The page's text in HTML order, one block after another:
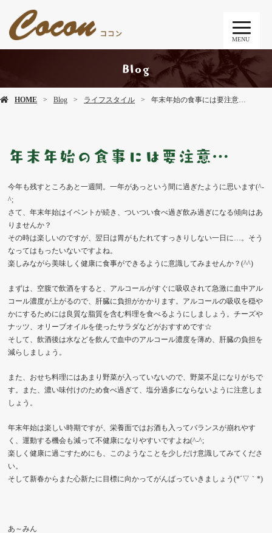
MENU
Blog
HOME Blog ライフスタイル 年末年始の食事には要注意…
年末年始の食事には要注意…
今年も残すところあと一週間。一年があっという間に過ぎたように思います(^-
^;
さて、年末年始はイベントが続き、ついつい食べ過ぎ飲み過ぎになる傾向はあ
りませんか？
その時は楽しいのですが、翌日は胃がもたれてすっきりしない一日に…。そう
なってはもったいないですよね。
楽しみながら美味しく健康に食事ができるように意識してみませんか？(^^)
まずは、空腹で飲酒をすると、アルコールがすぐに吸収されて急激に血中アル
コール濃度が上がるので、肝臓に負担がかかります。アルコールの吸収を穏や
かにするためには良質な脂質を含む料理を食べるようにしましょう。チーズや
ナッツ、オリーブオイルを使ったサラダなどがおすすめです☆
そして、飲酒後は水などを飲んで血中のアルコール濃度を薄め、肝臓の負担を
減らしましょう。
また、おせち料理にはあまり野菜が入っていないので、野菜不足になりがちで
す。また、濃い味付けのため食べ過ぎて、塩分過多にならないように注意しま
しょう。
年末年始は楽しい時期ですが、栄養面ではお酒も入ってバランスが崩れやす
く、運動する機会も減って不健康になりやすいですよね(^-^;
楽しく健康に過ごすためにも、このようなことを少しだけ意識してみてくださ
い。
そして新春からまた心新たに目標に向かってがんばっていきましょう(*´▽｀*)
あ～みん